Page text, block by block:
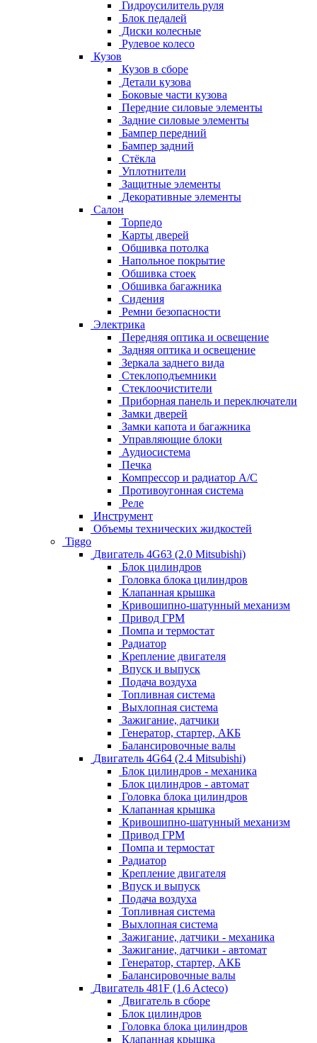
Гидроусилитель руля
Блок педалей
Диски колесные
Рулевое колесо
Кузов
Кузов в сборе
Детали кузова
Боковые части кузова
Передние силовые элементы
Задние силовые элементы
Бампер передний
Бампер задний
Стёкла
Уплотнители
Защитные элементы
Декоративные элементы
Салон
Торпедо
Карты дверей
Обшивка потолка
Напольное покрытие
Обшивка стоек
Обшивка багажника
Сидения
Ремни безопасности
Электрика
Передняя оптика и освещение
Задняя оптика и освещение
Зеркала заднего вида
Стеклоподъемники
Стеклоочистители
Приборная панель и переключатели
Замки дверей
Замки капота и багажника
Управляющие блоки
Аудиосистема
Печка
Компрессор и радиатор А/C
Противоугонная система
Реле
Инструмент
Объемы технических жидкостей
Tiggo
Двигатель 4G63 (2.0 Mitsubishi)
Блок цилиндров
Головка блока цилиндров
Клапанная крышка
Кривошипно-шатунный механизм
Привод ГРМ
Помпа и термостат
Радиатор
Крепление двигателя
Впуск и выпуск
Подача воздуха
Топливная система
Выхлопная система
Зажигание, датчики
Генератор, стартер, АКБ
Балансировочные валы
Двигатель 4G64 (2.4 Mitsubishi)
Блок цилиндров - механика
Блок цилиндров - автомат
Головка блока цилиндров
Клапанная крышка
Кривошипно-шатунный механизм
Привод ГРМ
Помпа и термостат
Радиатор
Крепление двигателя
Впуск и выпуск
Подача воздуха
Топливная система
Выхлопная система
Зажигание, датчики - механика
Зажигание, датчики - автомат
Генератор, стартер, АКБ
Балансировочные валы
Двигатель 481F (1.6 Acteco)
Двигатель в сборе
Блок цилиндров
Головка блока цилиндров
Клапанная крышка